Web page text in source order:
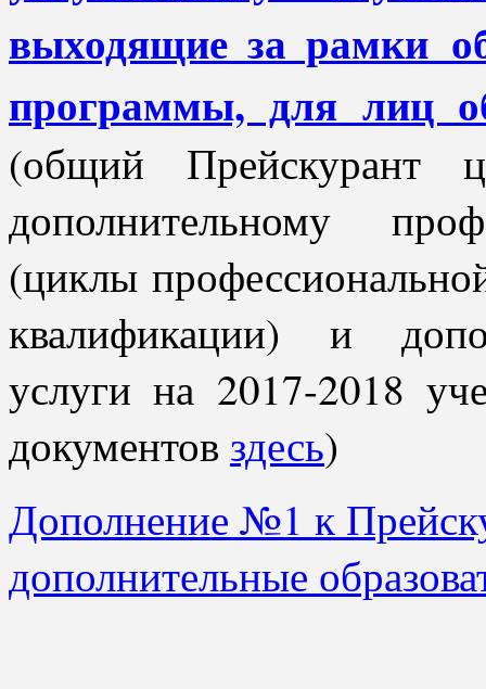
выходящие за рамки
программы, для лиц
(общий Прейскурант
дополнительному
(циклы
квалификации) и
услуги на 2017-2018
документов здесь)
Дополнение №1 к
дополнительные